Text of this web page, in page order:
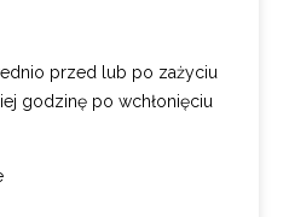
przed lub po zażyciu
godzinę po wchłonięciu